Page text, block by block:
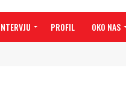
PROFIL OKO NAS